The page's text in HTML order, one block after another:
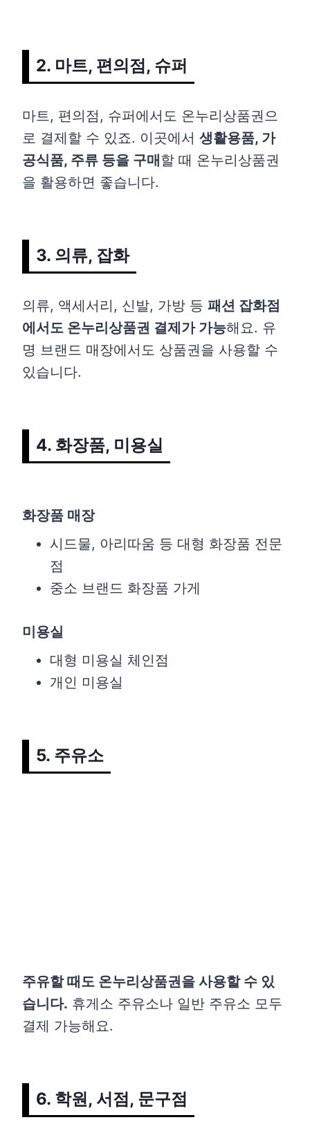
2. 마트, 편의점, 슈퍼
마트, 편의점, 슈퍼에서도 온누리상품권으
로 결제할 수 있죠. 이곳에서 생활용품, 가
공식품, 주류 등을 구매할 때 온누리상품권
을 활용하면 좋습니다.
3. 의류, 잡화
의류, 액세서리, 신발, 가방 등 패션 잡화점
에서도 온누리상품권 결제가 가능해요. 유
명 브랜드 매장에서도 상품권을 사용할 수
있습니다.
4. 화장품, 미용실
화장품 매장
시드물, 아리따움 등 대형 화장품 전문
점
중소 브랜드 화장품 가게
미용실
대형 미용실 체인점
개인 미용실
5. 주유소
주유할 때도 온누리상품권을 사용할 수 있
습니다. 휴게소 주유소나 일반 주유소 모두
결제 가능해요.
6. 학원, 서점, 문구점